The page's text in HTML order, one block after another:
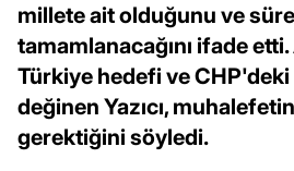
millete ait olduğunu ve
tamamlanacağını ifade
Türkiye hedefi ve
değinen Yazıcı, muhalefetin
gerektiğini söyledi.